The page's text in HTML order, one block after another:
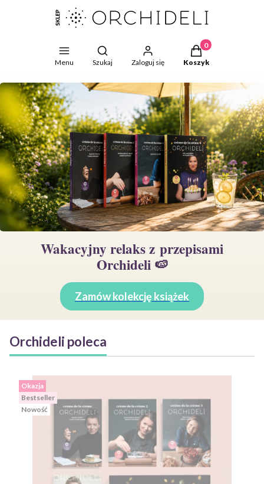
Menu
Otwórz wyszukiwarkę
Szukaj Zaloguj się
Produkty w
Koszyk
Wakacyjny relaks z przepisami
Orchideli 🍉
Zamów kolekcję książek
Orchideli poleca
Okazja
Bestseller
Nowość